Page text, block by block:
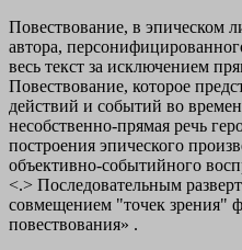
Повествование, в эпическом
автора,
весь текст за исключением
Повествование, которое
действий и событий во
несобственно-прямая речь
построения эпического
объективно-событийного
<.> Последовательным
совмещением "точек зрения"
повествования» .